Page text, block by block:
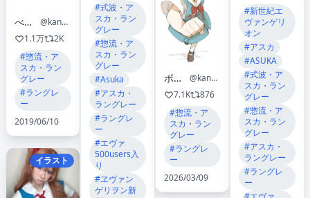
べんち棲む
@kanasebench
1.1万
2K
#惣流・ア
スカ・ラン
グレー
#ラングレ
ー
2019/06/10
イラスト
#式波・ア
スカ・ラン
グレー
#惣流・ア
スカ・ラン
グレー
#Asuka
#アスカ・
ラングレー
#ラングレ
ー
#エヴァ
500users入
り
#ヱヴァン
ゲリヲン新
ポテトルス
@kankan33333
7.1K
876
#惣流・ア
スカ・ラン
グレー
#ラングレ
ー
2026/03/09
#新世紀エ
ヴァンゲリ
オン
#アスカ
#ASUKA
#式波・ア
スカ・ラン
グレー
#惣流・ア
スカ・ラン
グレー
#アスカ・
ラングレー
#ラングレ
ー